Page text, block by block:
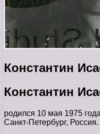
Константин
Константин
родился 10 мая 1975
Санкт-Петербург, Россия.